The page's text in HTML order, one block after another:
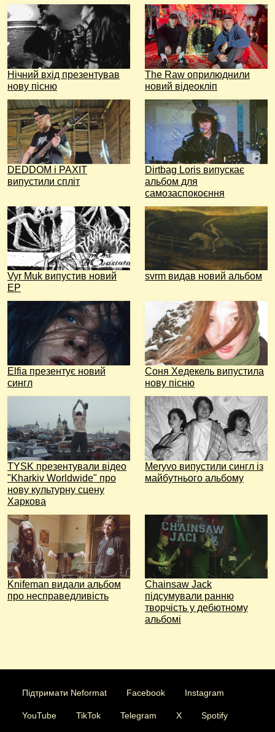
Нічний вхід презентував
нову пісню
The Raw оприлюднили
новий відеокліп
DEDDOM і PAXIT
випустили спліт
Dirtbag Loris випускає
альбом для
самозаспокоєння
Vyr Muk випустив новий
EP
svrm видав новий альбом
Elfia презентує новий
сингл
Соня Хедекель випустила
нову пісню
TYSK презентували відео
"Kharkiv Worldwide" про
нову культурну сцену
Харкова
Meryvo випустили сингл із
майбутнього альбому
Knifeman видали альбом
про несправедливість
Chainsaw Jack
підсумували ранню
творчість у дебютному
альбомі
Підтримати Neformat Facebook Instagram
YouTube TikTok Telegram X Spotify